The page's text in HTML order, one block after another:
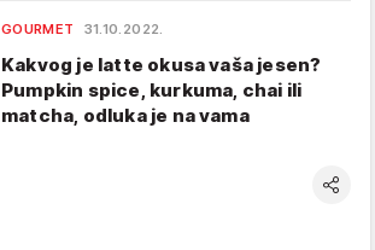
GOURMET 31.10.2022.
Kakvog je latte okusa vaša jesen?
Pumpkin spice, kurkuma, chai ili
matcha, odluka je na vama